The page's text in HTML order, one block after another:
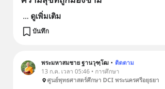
... ดูเพิ่มเติม
บันทึก
พระมหาสมชาย ฐานวุฑฺโฒ • ติดตาม
13 ก.ค. เวลา 05:46 • การศึกษา
ศูนย์พุทธศาสตร์ศึกษา DCI พระนครศรีอยุธยา